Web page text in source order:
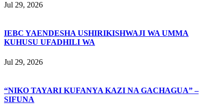
Jul 29, 2026
IEBC YAENDESHA USHIRIKISHWAJI WA UMMA
KUHUSU UFADHILI WA
Jul 29, 2026
“NIKO TAYARI KUFANYA KAZI NA GACHAGUA” –
SIFUNA